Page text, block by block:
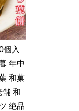
個入
年中
和菓
舗 和
絶品